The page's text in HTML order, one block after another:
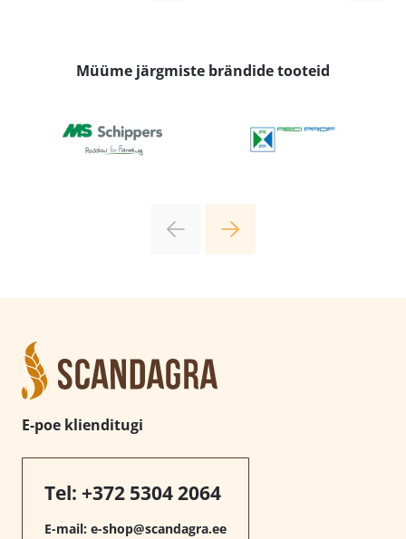
Müüme järgmiste brändide tooteid
E-poe klienditugi
Tel: +372 5304 2064
E-mail: e-shop@scandagra.ee